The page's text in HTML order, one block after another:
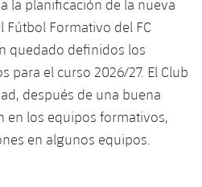
la planificación de la nueva
Fútbol Formativo del FC
quedado definidos los
para el curso 2026/27. El Club
después de una buena
en los equipos formativos,
en algunos equipos.